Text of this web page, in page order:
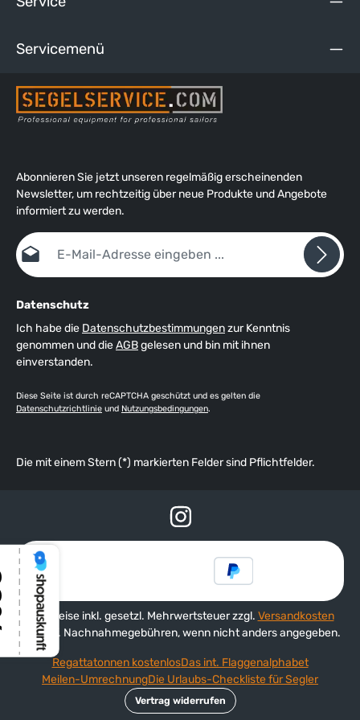
TPU-Armband mit Edelstahlschließe, shock-resistent,
(mehrsprachig) können Sie unter dem Reiter "Media"
downloaden.
Servicemenü
Abonnieren Sie jetzt unseren regelmäßig erscheinenden
Newsletter, um rechtzeitig über neue Produkte und Angebote
informiert zu werden.
E-Mail-Adresse*
Datenschutz
Ich habe die Datenschutzbestimmungenzur Kenntnis
genommen und dieAGBgelesen und bin mit ihnen
einverstanden.
Diese Seite ist durch reCAPTCHA geschützt und es gelten die
Datenschutzrichtlinie und Nutzungsbedingungen.
Die mit einem Stern (*) markierten Felder sind Pflichtfelder.
Alle Preise inkl. gesetzl. Mehrwertsteuer zzgl. Versandkosten
und ggf. Nachnahmegebühren, wenn nicht anders angegeben.
Regattatonnen kostenlosDas int. Flaggenalphabet
Meilen-UmrechnungDie Urlaubs-Checkliste für Segler
Vertrag widerrufen